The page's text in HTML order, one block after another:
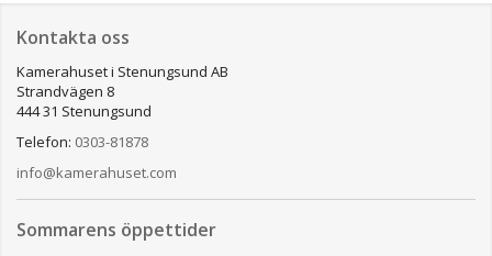
Kontakta oss
Kamerahuset i Stenungsund AB
Strandvägen 8
444 31 Stenungsund
Telefon: 0303-81878
info@kamerahuset.com
Sommarens öppettider